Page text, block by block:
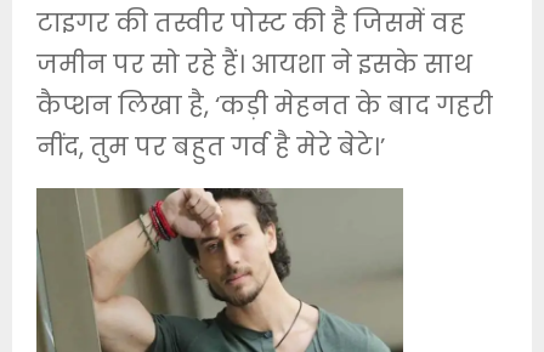
टाइगर की तस्वीर पोस्ट की है जिसमें वह
जमीन पर सो रहे हैं। आयशा ने इसके साथ
कैप्शन लिखा है, ‘कड़ी मेहनत के बाद गहरी
नींद, तुम पर बहुत गर्व है मेरे बेटे।’